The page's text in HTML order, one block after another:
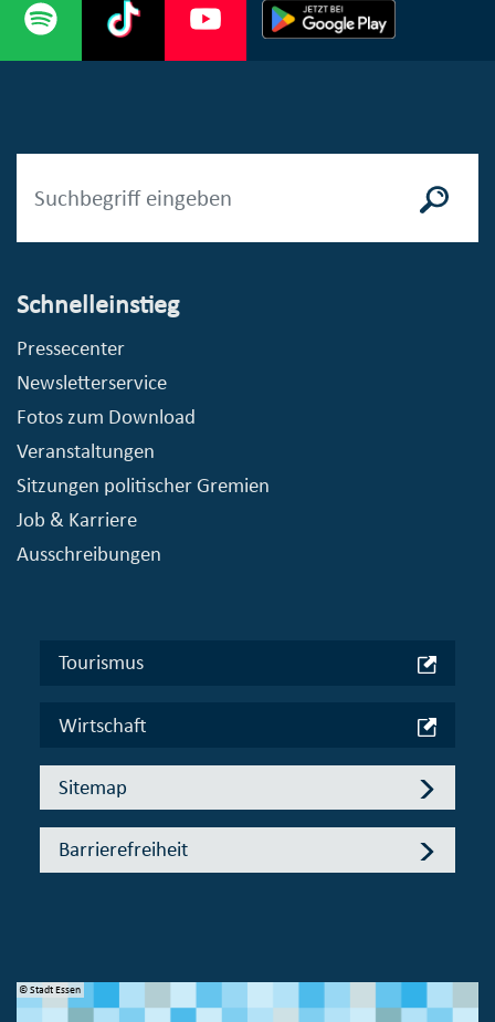
Schnelleinstieg
Pressecenter
Newsletterservice
Fotos zum Download
Veranstaltungen
Sitzungen politischer Gremien
Job & Karriere
Ausschreibungen
Tourismus
Wirtschaft
Sitemap
Barrierefreiheit
© Stadt Essen